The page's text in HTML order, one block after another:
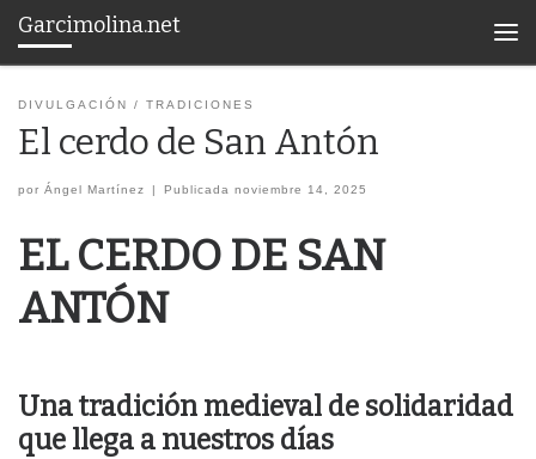
Saltar al contenido
Garcimolina.net
DIVULGACIÓN TRADICIONES
El cerdo de San Antón
por Ángel Martínez | Publicadanoviembre 14, 2025
EL CERDO DE SAN
ANTÓN
Una tradición medieval de solidaridad
que llega a nuestros días